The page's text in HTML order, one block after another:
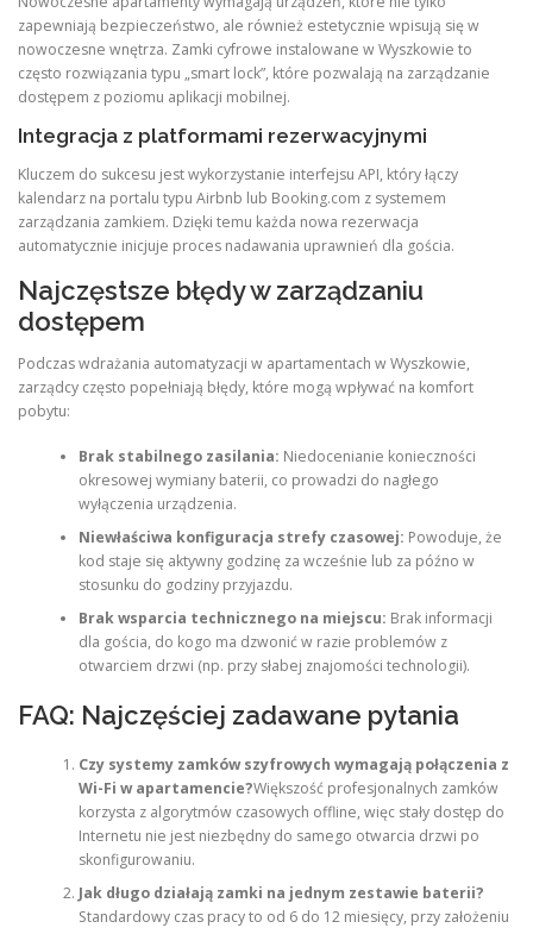
zapewniają bezpieczeństwo, ale również estetycznie wpisują się w
nowoczesne wnętrza. Zamki cyfrowe instalowane w Wyszkowie to
często rozwiązania typu „smart lock”, które pozwalają na zarządzanie
dostępem z poziomu aplikacji mobilnej.
Integracja z platformami rezerwacyjnymi
Kluczem do sukcesu jest wykorzystanie interfejsu API, który łączy
kalendarz na portalu typu Airbnb lub Booking.com z systemem
zarządzania zamkiem. Dzięki temu każda nowa rezerwacja
automatycznie inicjuje proces nadawania uprawnień dla gościa.
Najczęstsze błędy w zarządzaniu
dostępem
Podczas wdrażania automatyzacji w apartamentach w Wyszkowie,
zarządcy często popełniają błędy, które mogą wpływać na komfort
pobytu:
Brak stabilnego zasilania: Niedocenianie konieczności
okresowej wymiany baterii, co prowadzi do nagłego
wyłączenia urządzenia.
Niewłaściwa konfiguracja strefy czasowej: Powoduje, że
kod staje się aktywny godzinę za wcześnie lub za późno w
stosunku do godziny przyjazdu.
Brak wsparcia technicznego na miejscu: Brak informacji
dla gościa, do kogo ma dzwonić w razie problemów z
otwarciem drzwi (np. przy słabej znajomości technologii).
FAQ: Najczęściej zadawane pytania
Czy systemy zamków szyfrowych wymagają połączenia z
Wi-Fi w apartamencie?Większość profesjonalnych zamków
korzysta z algorytmów czasowych offline, więc stały dostęp do
Internetu nie jest niezbędny do samego otwarcia drzwi po
skonfigurowaniu.
Jak długo działają zamki na jednym zestawie baterii?
Standardowy czas pracy to od 6 do 12 miesięcy, przy założeniu